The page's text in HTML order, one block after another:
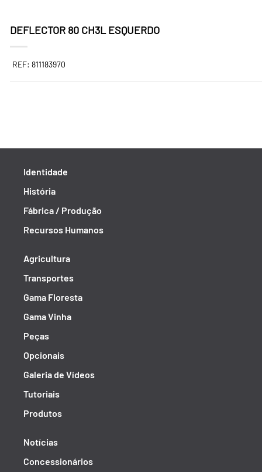
DEFLECTOR 80 CH3L ESQUERDO
REF: 811183970
Identidade
História
Fábrica / Produção
Recursos Humanos
Agricultura
Transportes
Gama Floresta
Gama Vinha
Peças
Opcionais
Galeria de Vídeos
Tutoriais
Produtos
Notícias
Concessionários